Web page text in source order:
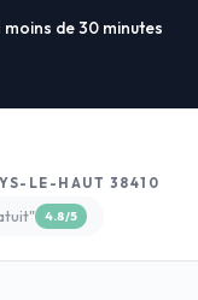
de 30 minutes
LE-HAUT 38410
4.8/5